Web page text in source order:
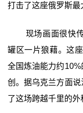
打击了这座俄罗斯最
现场画面很快
罐区一片狼藉。这
全国炼油能力约
创。据乌克兰方面
了这场跨越千里的外